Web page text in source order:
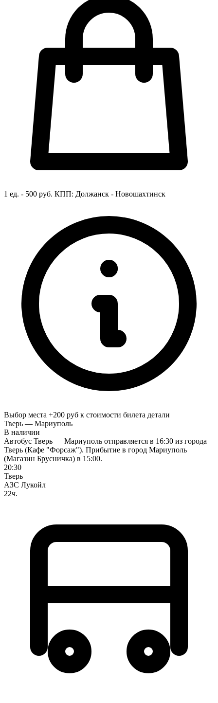
1 ед. - 500 руб. КПП: Должанск - Новошахтинск
Выбор места +200 руб к стоимости билета детали
Тверь — Мариуполь
В наличии
Автобус Тверь — Мариуполь отправляется в 16:30 из города
Тверь (Кафе "Форсаж"). Прибытие в город Мариуполь
(Магазин Брусничка) в 15:00.
20:30
Тверь
АЗС Лукойл
22ч.